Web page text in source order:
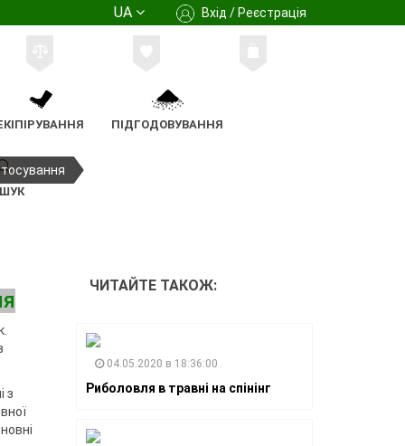
UA Вхід / Реєстрація
ПІДГОДОВУВАННЯ
з
ЧИТАЙТЕ ТАКОЖ:
04.05.2020 в 18:36:00
Риболовля в травні на спінінг